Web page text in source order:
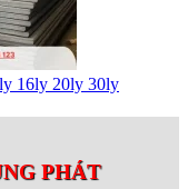
16ly 20ly 30ly
PHÁT